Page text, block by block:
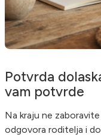
Potvrda
vam potvrde
Na kraju ne
odgovora roditelja i